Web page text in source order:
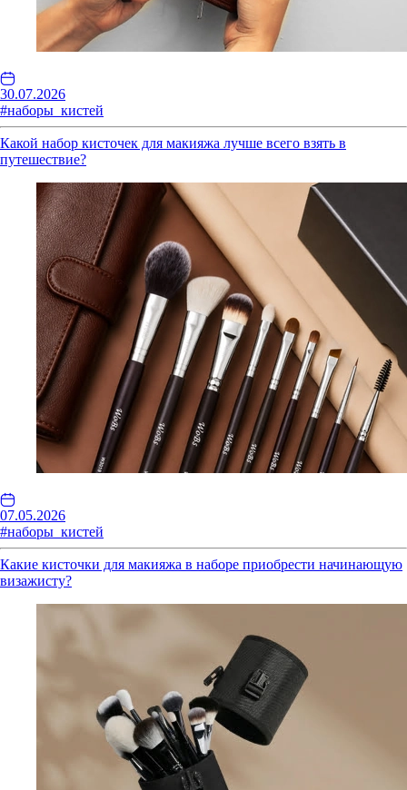
30.07.2026
#наборы_кистей
Какой набор кисточек для макияжа лучше всего взять в
путешествие?
07.05.2026
#наборы_кистей
Какие кисточки для макияжа в наборе приобрести начинающую
визажисту?